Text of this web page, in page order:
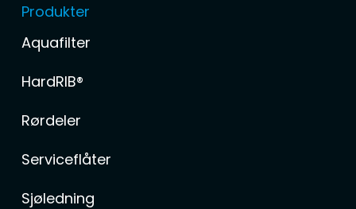
Produkter
Aquafilter
HardRIB®
Rørdeler
Serviceflåter
Sjøledning